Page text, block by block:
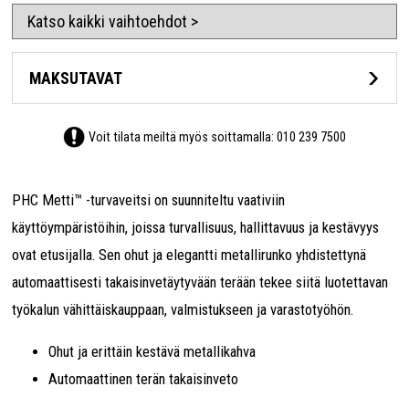
Katso kaikki vaihtoehdot >
MAKSUTAVAT
Voit tilata meiltä myös soittamalla:010 239 7500
PHC Metti™ -turvaveitsi on suunniteltu vaativiin
käyttöympäristöihin, joissa turvallisuus, hallittavuus ja kestävyys
ovat etusijalla. Sen ohut ja elegantti metallirunko yhdistettynä
automaattisesti takaisinvetäytyvään terään tekee siitä luotettavan
työkalun vähittäiskauppaan, valmistukseen ja varastotyöhön.
Ohut ja erittäin kestävä metallikahva
Automaattinen terän takaisinveto